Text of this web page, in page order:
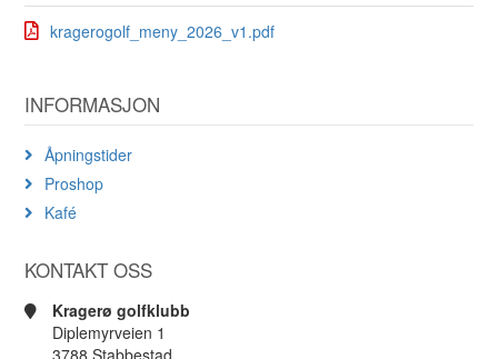
kragerogolf_meny_2026_v1.pdf
INFORMASJON
Åpningstider
Proshop
Kafé
KONTAKT OSS
Kragerø golfklubb
Diplemyrveien 1
3788 Stabbestad